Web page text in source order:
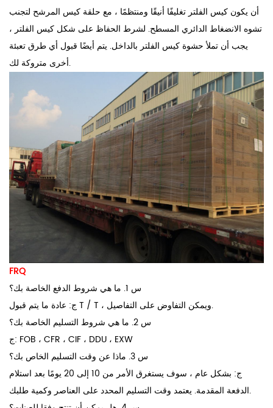
أن يكون كيس الفلتر تغليفًا أنيقًا ومنتظمًا ، مع حلقة كيس المرشح لتجنب
تشوه الانضغاط الدائري المسطح. لشرط الحفاظ على شكل كيس الفلتر ،
يجب أن تملأ حشوة كيس الفلتر بالداخل. يتم أيضًا قبول أي طرق تعبئة
أخرى متروكة لك.
FRQ
س 1. ما هي شروط الدفع الخاصة بك؟
ج: عادة ما يتم قبول T / T ، ويمكن التفاوض على التفاصيل.
س 2. ما هي شروط التسليم الخاصة بك؟
ج: FOB ، CFR ، CIF ، DDU ، EXW
س 3. ماذا عن وقت التسليم الخاص بك؟
ج: بشكل عام ، سوف يستغرق الأمر من 10 إلى 20 يومًا بعد استلام
الدفعة المقدمة. يعتمد وقت التسليم المحدد على العناصر وكمية طلبك.